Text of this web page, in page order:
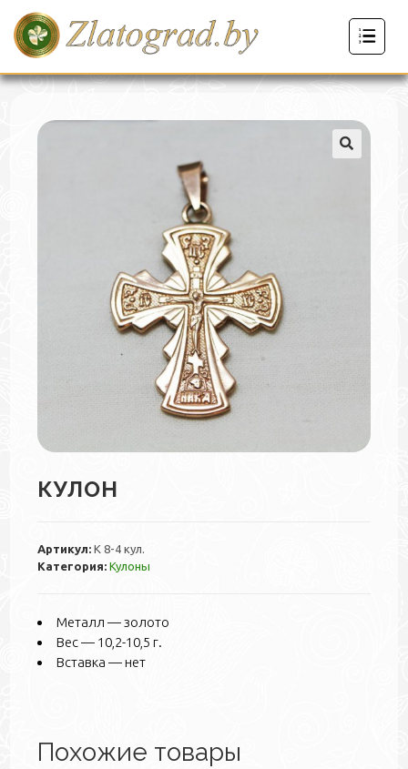
КУЛОН
Артикул:К 8-4 кул.
Категория:Кулоны
Металл — золото
Вес — 10,2-10,5 г.
Вставка — нет
Похожие товары